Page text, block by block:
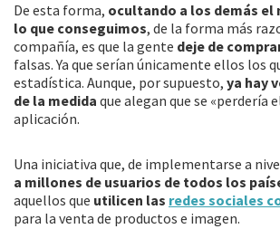
De esta forma, ocultando a los demás el
lo que conseguimos, de la forma más
compañía, es que la gente deje de
falsas. Ya que serían únicamente ellos los
estadística. Aunque, por supuesto, ya hay
de la medida que alegan que se «perdería
aplicación.
Una iniciativa que, de implementarse a
a millones de usuarios de todos los
aquellos que utilicen las redes sociales
para la venta de productos e imagen.